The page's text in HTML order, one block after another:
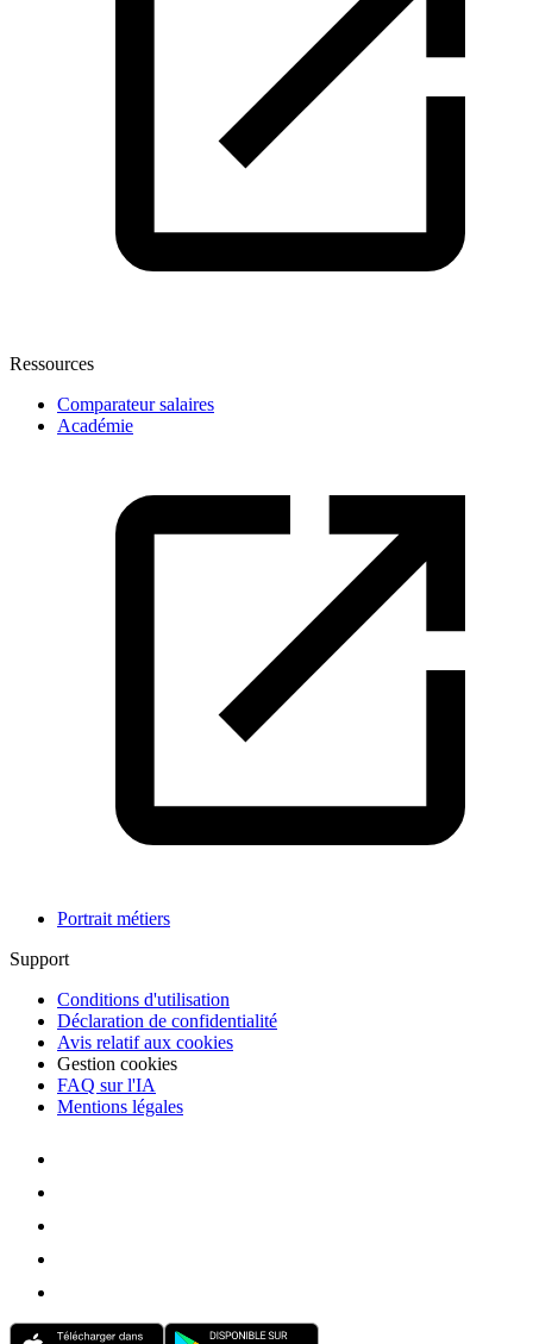
Ressources
Comparateur salaires
Académie
Portrait métiers
Support
Conditions d'utilisation
Déclaration de confidentialité
Avis relatif aux cookies
Gestion cookies
FAQ sur l'IA
Mentions légales